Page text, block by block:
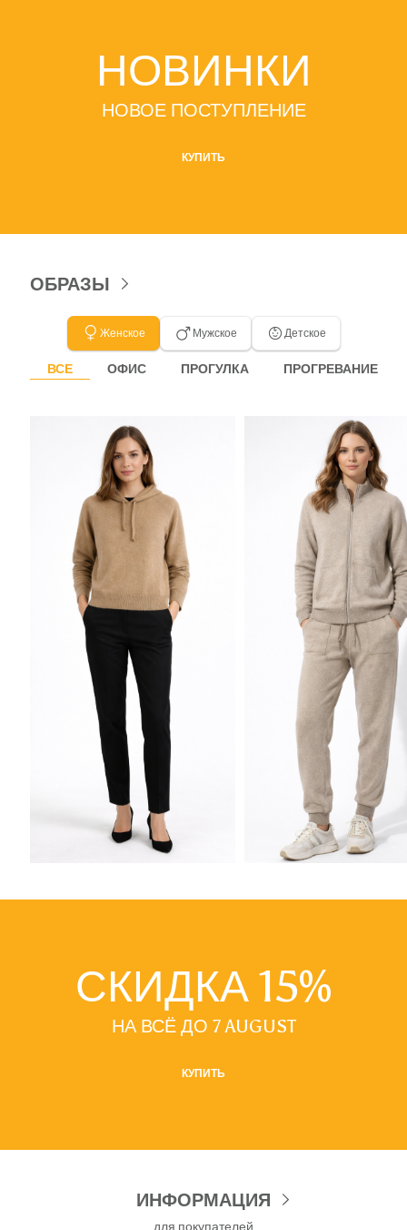
НОВИНКИ
НОВОЕ ПОСТУПЛЕНИЕ
КУПИТЬ
ОБРАЗЫ
Женское Мужское Детское
ВСЕ ОФИС ПРОГУЛКА ПРОГРЕВАНИЕ
СКИДКА 15%
НА ВСЁ ДО 7 AUGUST
КУПИТЬ
ИНФОРМАЦИЯ
для покупателей